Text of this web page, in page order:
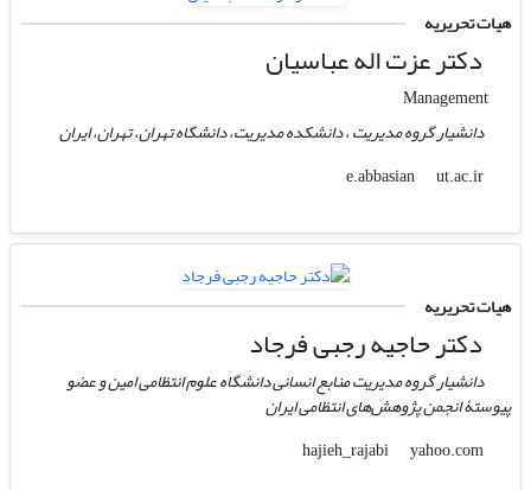
هیات تحریریه
دکتر عزت اله عباسیان
Management
دانشیار گروه مدیریت ، دانشکده مدیریت، دانشگاه تهران، تهران، ایران
e.abbasian
ut.ac.ir
هیات تحریریه
دکتر حاجیه رجبی فرجاد
دانشیار گروه مدیریت منابع انسانی دانشگاه علوم انتظامی امین و عضو
پیوستۀ انجمن پژوهش‌های انتظامی ایران
hajieh_rajabi
yahoo.com